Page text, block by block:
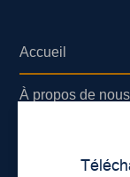
Accueil
À propos de nous